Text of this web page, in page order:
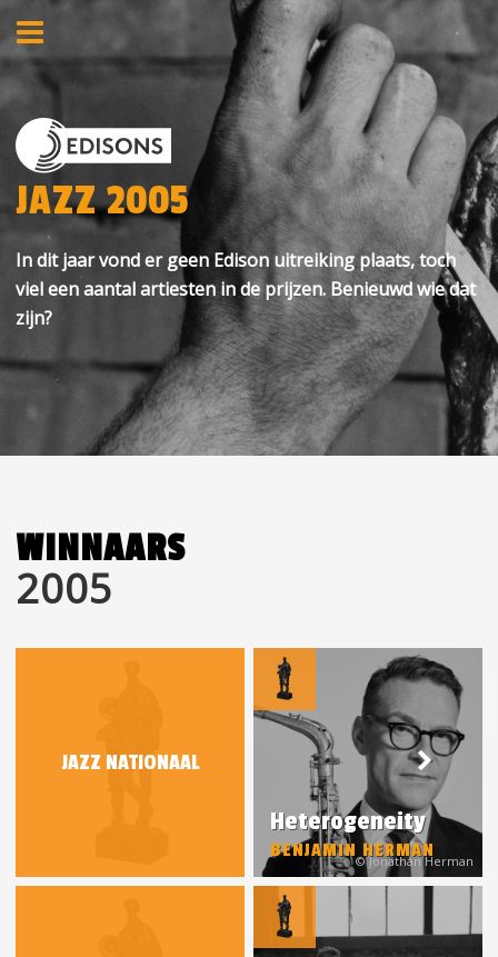
JAZZ 2005
In dit jaar vond er geen Edison uitreiking plaats, toch
viel een aantal artiesten in de prijzen. Benieuwd wie dat
zijn?
WINNAARS
2005
JAZZ NATIONAAL
© Jonathan Herman
Heterogeneity
BENJAMIN HERMAN